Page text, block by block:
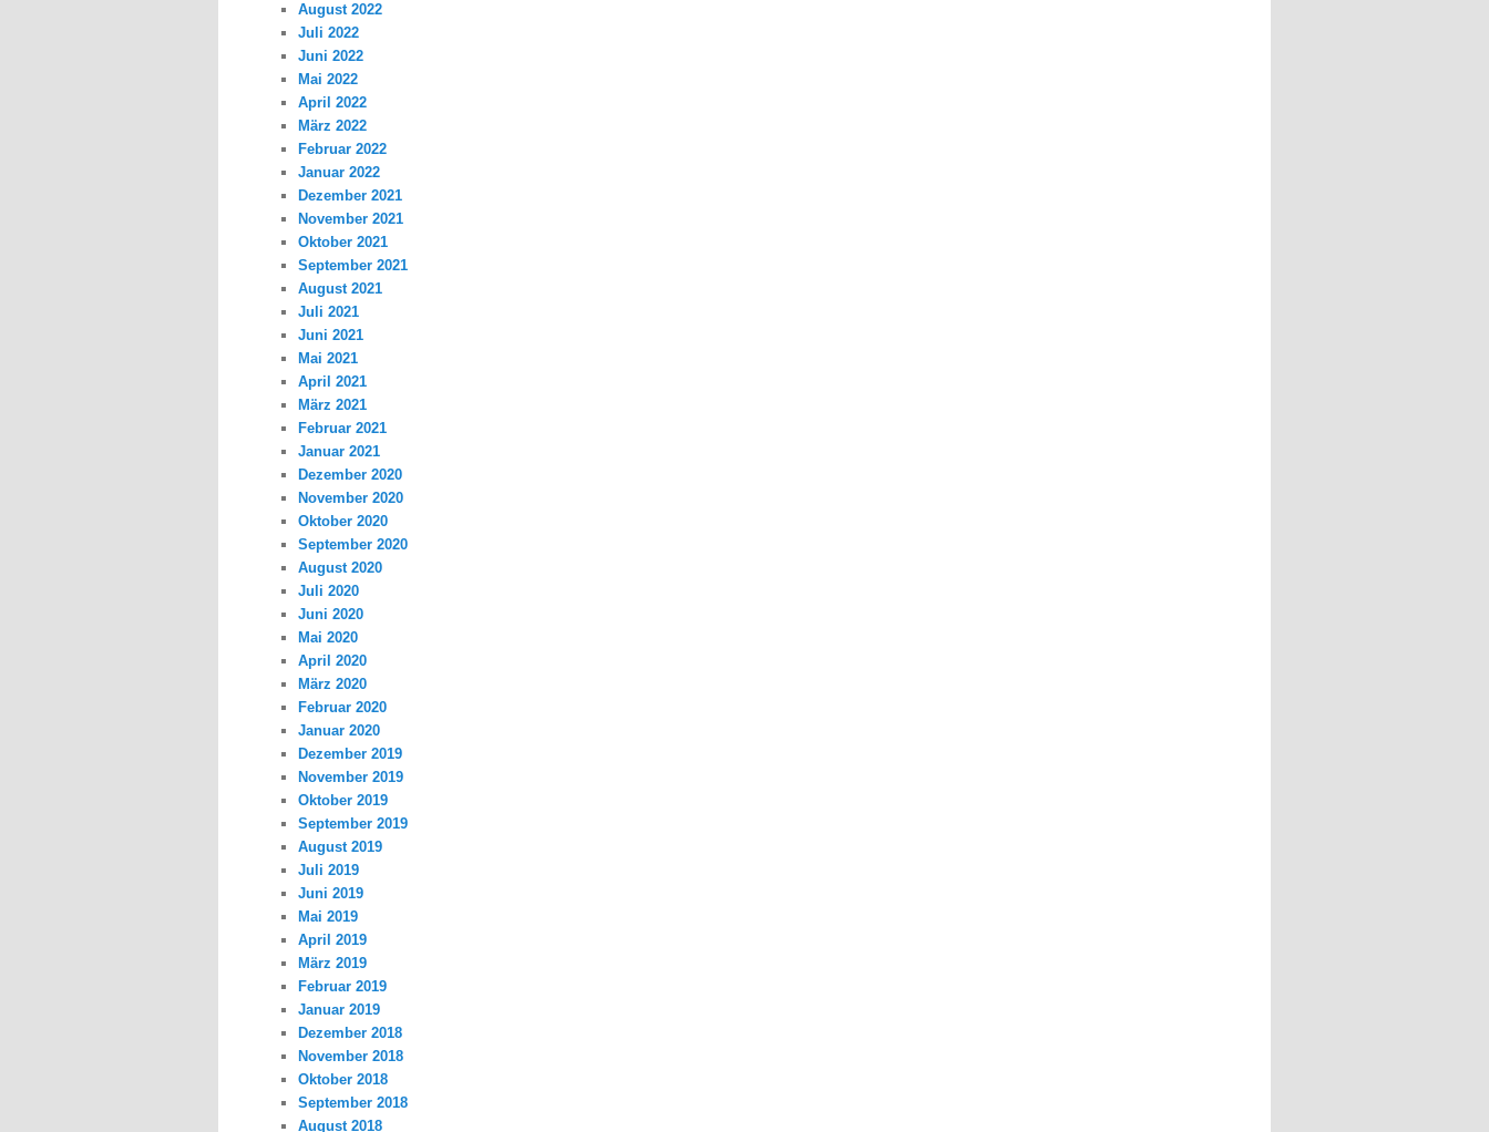
August 2022
Juli 2022
Juni 2022
Mai 2022
April 2022
März 2022
Februar 2022
Januar 2022
Dezember 2021
November 2021
Oktober 2021
September 2021
August 2021
Juli 2021
Juni 2021
Mai 2021
April 2021
März 2021
Februar 2021
Januar 2021
Dezember 2020
November 2020
Oktober 2020
September 2020
August 2020
Juli 2020
Juni 2020
Mai 2020
April 2020
März 2020
Februar 2020
Januar 2020
Dezember 2019
November 2019
Oktober 2019
September 2019
August 2019
Juli 2019
Juni 2019
Mai 2019
April 2019
März 2019
Februar 2019
Januar 2019
Dezember 2018
November 2018
Oktober 2018
September 2018
August 2018